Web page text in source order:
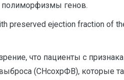
полиморфизмы генов.
preserved ejection fraction of
что пациенты с
(СНсохрФВ), которые